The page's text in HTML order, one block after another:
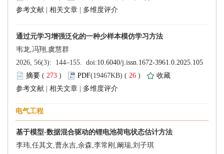
|
|
273 ) 26 )
|
|